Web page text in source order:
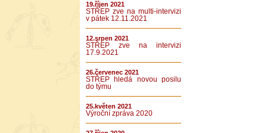
19.říjen 2021
STŘEP zve na multi-intervizi
v pátek 12.11.2021
12.srpen 2021
STŘEP zve na intervizi
17.9.2021
26.červenec 2021
STŘEP hledá novou posilu
do týmu
25.květen 2021
Výroční zpráva 2020